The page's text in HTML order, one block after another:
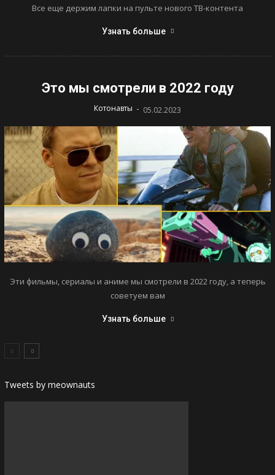
Все еще держим лапки на пульте нового ТВ-контента
Узнать больше
Это мы смотрели в 2022 году
Котонавты - 05.02.2023
Эти фильмы, сериалы и аниме мы смотрели в 2022 году, а теперь
советуем вам
Узнать больше
Tweets by meownauts